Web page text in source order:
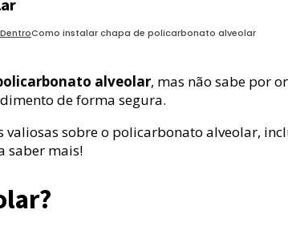
Como instalar chapa de policarbonato alveolar
alveolar, mas não sabe por
de forma segura.
sobre o policarbonato alveolar,
saber mais!